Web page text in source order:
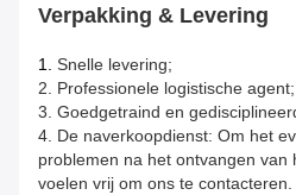
Verpakking & Levering
1. Snelle levering;
2. Professionele logistische agent;
3. Goedgetraind en
4. De naverkoopdienst: Om het
problemen na het ontvangen van
voelen vrij om ons te